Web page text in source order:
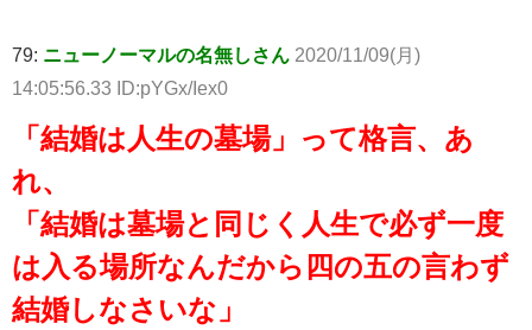
79: ニューノーマルの名無しさん 2020/11/09(月)
14:05:56.33 ID:pYGx/Iex0
「結婚は人生の墓場」って格言、あ
れ、
「結婚は墓場と同じく人生で必ず一度
は入る場所なんだから四の五の言わず
結婚しなさいな」